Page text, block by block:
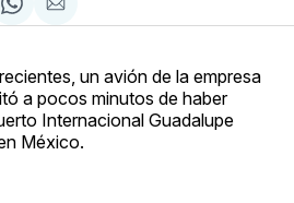
Share
on
Compartir
via
un avión de la empresa
a pocos minutos de haber
Internacional Guadalupe
México.